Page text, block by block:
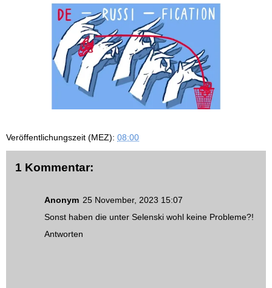
Veröffentlichungszeit (MEZ): 08:00
1 Kommentar:
Anonym 25 November, 2023 15:07
Sonst haben die unter Selenski wohl keine Probleme?!
Antworten